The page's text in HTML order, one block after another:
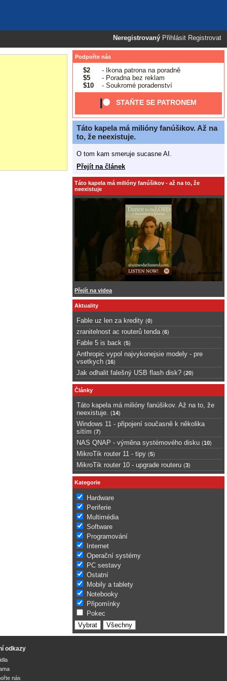
Neregistrovaný Přihlásit Registrovat
Podpořte nás
$2
- Ikona patrona na poradně
$5
- Poradna bez reklam
$10
- Soukromé poradenství
STAŇTE SE PATRONEM
Táto kapela má milióny fanúšikov. Až na
to, že neexistuje.
O tom kam smeruje sucasne AI.
Přejít na článek
Táto kapela má milióny fanúšikov - až na to, že
neexistuje
Přejít na videa
Aktuality
Fable uz len za kredity (0)
zranitelnost ac routerů tenda (6)
Fable 5 is back (5)
Anthropic vypol najvykonejsie modely - pre
vsetkych (16)
Jak odhalit falešný USB flash disk? (20)
Články
Táto kapela má milióny fanúšikov. Až na to, že
neexistuje.
(14)
Windows 11 - připojení současně k několika
sítím (7)
NAS QNAP - výměna systémového disku (10)
MikroTik router 11 - tipy (5)
MikroTik router 10 - upgrade routeru (3)
Kategorie
Hardware
Periferie
Multimédia
Software
Programování
Internet
Operační systémy
PC sestavy
Ostatní
Mobily a tablety
Notebooky
Připomínky
Pokec
odkazy
nás